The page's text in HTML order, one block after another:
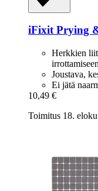
iFixitPrying
Herkkien
Joustava,
Ei jätä
10,49 €
Toimitus 18.